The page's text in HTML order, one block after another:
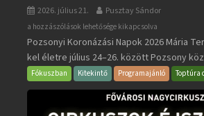
2026. július 21. Pusztay Sándor
Pozsonyi
Koronázási
Napok
bejegyzéshez
a hozzászólások lehetősége kikapcsolva
Pozsonyi Koronázási Napok 2026 Mária
kel életre július 24–26. között Pozsony
Fókuszban Kitekintő Programajánló Toptúra